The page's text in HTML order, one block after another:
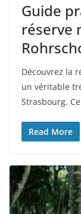
Guide
réserve
Découvrez la
un véritable
Strasbourg.
Read More